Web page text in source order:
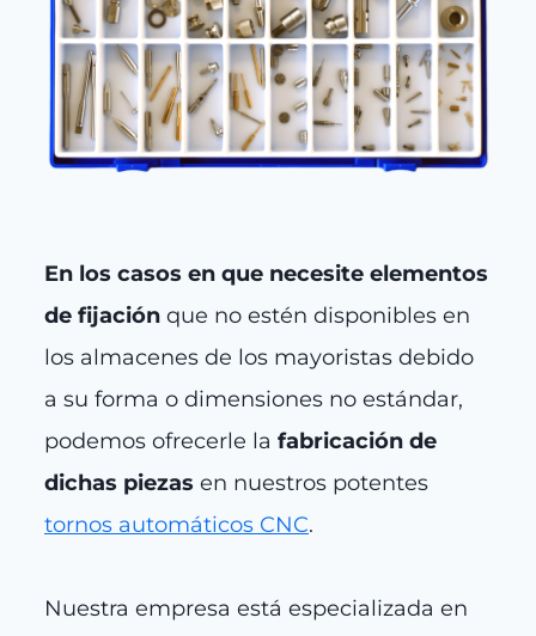
En los casos en que necesite elementos
de fijación que no estén disponibles en
los almacenes de los mayoristas debido
a su forma o dimensiones no estándar,
podemos ofrecerle la fabricación de
dichas piezas en nuestros potentes
tornos automáticos CNC.
Nuestra empresa está especializada en